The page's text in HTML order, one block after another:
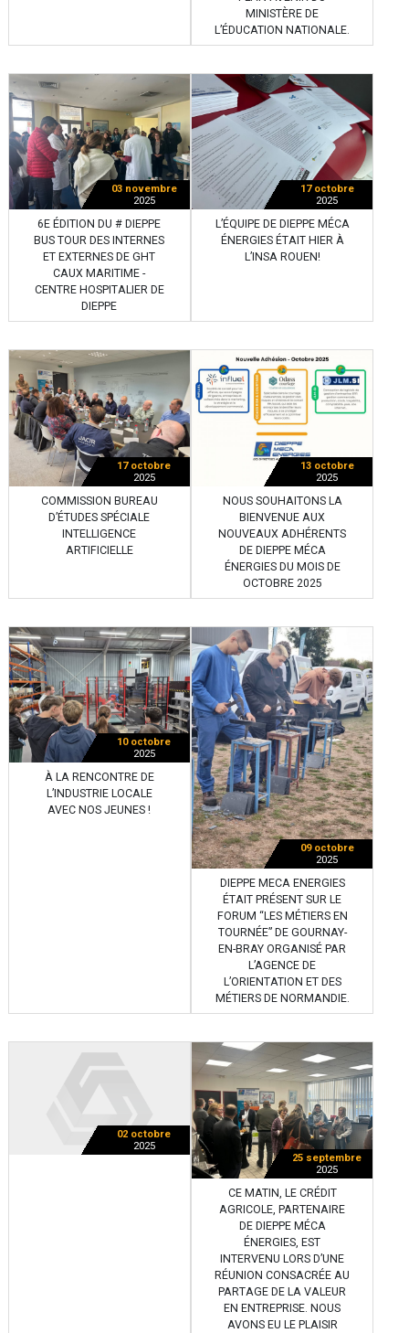
MINISTÈRE DE
L’ÉDUCATION NATIONALE.
03 novembre
2025
6E ÉDITION DU # DIEPPE
BUS TOUR DES INTERNES
ET EXTERNES DE GHT
CAUX MARITIME -
CENTRE HOSPITALIER DE
DIEPPE
17 octobre
2025
L’ÉQUIPE DE DIEPPE MÉCA
ÉNERGIES ÉTAIT HIER À
L’INSA ROUEN!
17 octobre
2025
COMMISSION BUREAU
D’ÉTUDES SPÉCIALE
INTELLIGENCE
ARTIFICIELLE
13 octobre
2025
NOUS SOUHAITONS LA
BIENVENUE AUX
NOUVEAUX ADHÉRENTS
DE DIEPPE MÉCA
ÉNERGIES DU MOIS DE
OCTOBRE 2025
10 octobre
2025
À LA RENCONTRE DE
L’INDUSTRIE LOCALE
AVEC NOS JEUNES !
09 octobre
2025
DIEPPE MECA ENERGIES
ÉTAIT PRÉSENT SUR LE
FORUM “LES MÉTIERS EN
TOURNÉE” DE GOURNAY-
EN-BRAY ORGANISÉ PAR
L’AGENCE DE
L’ORIENTATION ET DES
MÉTIERS DE NORMANDIE.
02 octobre
2025
25 septembre
2025
CE MATIN, LE CRÉDIT
AGRICOLE, PARTENAIRE
DE DIEPPE MÉCA
ÉNERGIES, EST
INTERVENU LORS D’UNE
RÉUNION CONSACRÉE AU
PARTAGE DE LA VALEUR
EN ENTREPRISE. NOUS
AVONS EU LE PLAISIR